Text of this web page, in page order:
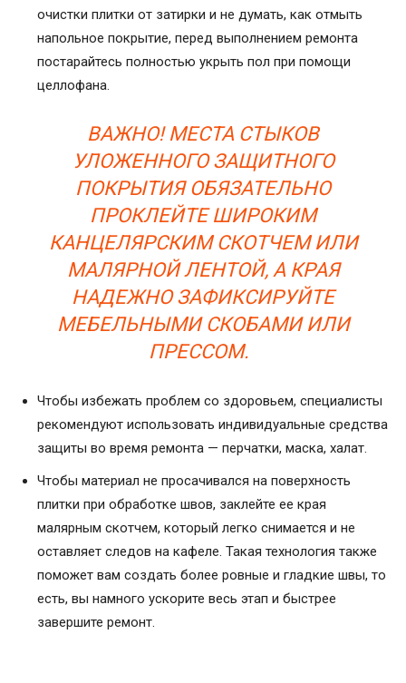
очистки плитки от затирки и не думать, как отмыть
напольное покрытие, перед выполнением ремонта
постарайтесь полностью укрыть пол при помощи
целлофана.
ВАЖНО! МЕСТА СТЫКОВ
УЛОЖЕННОГО ЗАЩИТНОГО
ПОКРЫТИЯ ОБЯЗАТЕЛЬНО
ПРОКЛЕЙТЕ ШИРОКИМ
КАНЦЕЛЯРСКИМ СКОТЧЕМ ИЛИ
МАЛЯРНОЙ ЛЕНТОЙ, А КРАЯ
НАДЕЖНО ЗАФИКСИРУЙТЕ
МЕБЕЛЬНЫМИ СКОБАМИ ИЛИ
ПРЕССОМ.
Чтобы избежать проблем со здоровьем, специалисты
рекомендуют использовать индивидуальные средства
защиты во время ремонта — перчатки, маска, халат.
Чтобы материал не просачивался на поверхность
плитки при обработке швов, заклейте ее края
малярным скотчем, который легко снимается и не
оставляет следов на кафеле. Такая технология также
поможет вам создать более ровные и гладкие швы, то
есть, вы намного ускорите весь этап и быстрее
завершите ремонт.